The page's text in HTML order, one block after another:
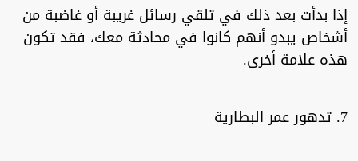
إذا بدأت بعد ذلك في تلقي رسائل غريبة أو غاضبة من
أشخاص يبدو أنهم كانوا في محادثة معك، فقد تكون
هذه علامة أخرى.
7. تدهور عمر البطارية